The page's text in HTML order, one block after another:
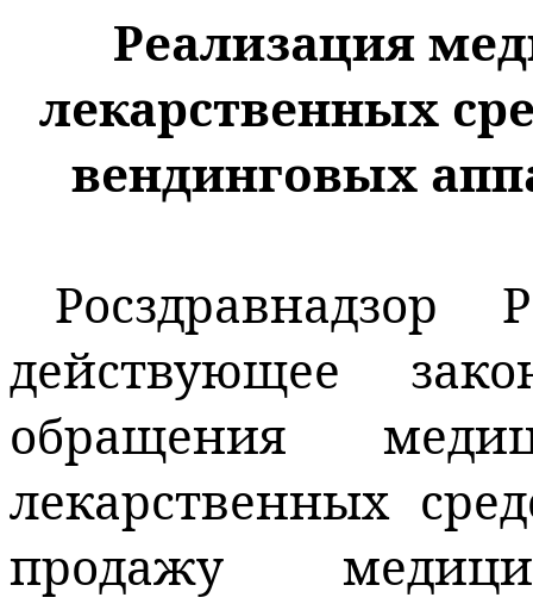
Реализация
лекарственных
вендинговых
Росздравнадзор
действующее
обращения
лекарственных
продажу